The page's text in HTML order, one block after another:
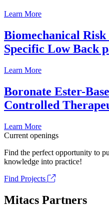
Learn More
Biomechanical
Specific Low Back
Learn More
Boronate Ester-
Controlled
Learn More
Current openings
Find the perfect opportunity to
knowledge into practice!
Find Projects
Mitacs Partners